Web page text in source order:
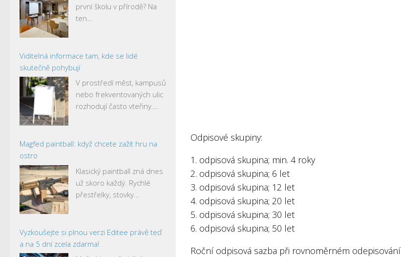
Odpisové skupiny:
1. odpisová skupina; min. 4 roky
2. odpisová skupina; 6 let
3. odpisová skupina; 12 let
4. odpisová skupina; 20 let
5. odpisová skupina; 30 let
6. odpisová skupina; 50 let
Roční odpisová sazba při rovnoměrném odepisování
první školu v přírodě? Na
ten…
Viditelná informace tam, kde se lidé
skutečně pohybují
V prostředí měst, kampusů
nebo frekventovaných ulic
rozhodují často vteřiny.…
Magfed paintball: když chcete zažít hru na
ostro
Klasický paintball zná dnes
už skoro každý. Rychlé
přestřelky, stovky…
Vyzkoušejte si plnou verzi Editee právě teď
a na 5 dní zcela zdarma!